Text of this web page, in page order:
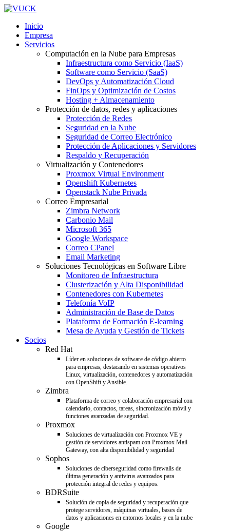
Inicio
Empresa
Servicios
Computación en la Nube para Empresas
Infraestructura como Servicio (IaaS)
Software como Servicio (SaaS)
DevOps y Automatización Cloud
FinOps y Optimización de Costos
Hosting + Almacenamiento
Protección de datos, redes y aplicaciones
Protección de Redes
Seguridad en la Nube
Seguridad de Correo Electrónico
Protección de Aplicaciones y Servidores
Respaldo y Recuperación
Virtualización y Contenedores
Proxmox Virtual Environment
Openshift Kubernetes
Openstack Nube Privada
Correo Empresarial
Zimbra Network
Carbonio Mail
Microsoft 365
Google Workspace
Correo CPanel
Email Marketing
Soluciones Tecnológicas en Software Libre
Monitoreo de Infraestructura
Clusterización y Alta Disponibilidad
Contenedores con Kubernetes
Telefonía VoIP
Administración de Base de Datos
Plataforma de Formación E-learning
Mesa de Ayuda y Gestión de Tickets
Socios
Red Hat
Líder en soluciones de software de código abierto
para empresas, destacando en sistemas operativos
Linux, virtualización, contenedores y automatización
con OpenShift y Ansible.
Zimbra
Plataforma de correo y colaboración empresarial con
calendario, contactos, tareas, sincronización móvil y
funciones avanzadas de seguridad.
Proxmox
Soluciones de virtualización con Proxmox VE y
gestión de servidores antispam con Proxmox Mail
Gateway, con alta disponibilidad y seguridad
Sophos
Soluciones de ciberseguridad como firewalls de
última generación y antivirus avanzados para
protección integral de redes y equipos.
BDRSuite
Solución de copia de seguridad y recuperación que
protege servidores, máquinas virtuales, bases de
datos y aplicaciones en entornos locales y en la nube
Google